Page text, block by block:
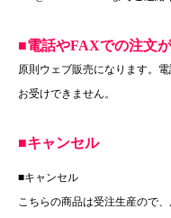
■電話やFAXでの注文
原則ウェブ販売になります。
お受けできません。
■キャンセル
■キャンセル
こちらの商品は受注生産ので